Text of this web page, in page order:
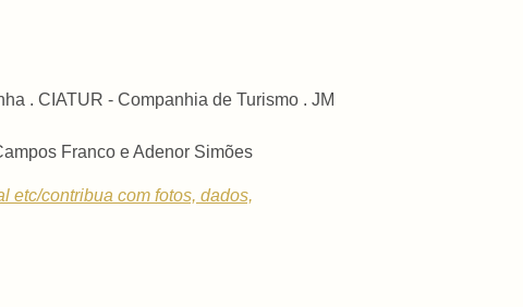
. CIATUR - Companhia de Turismo . JM
Franco e Adenor Simões
etc/contribua com fotos, dados,